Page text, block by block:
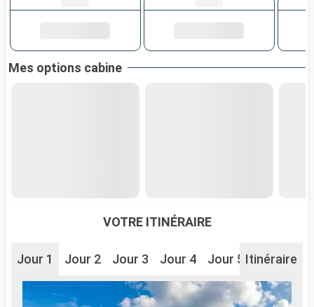
Mes options cabine
VOTRE ITINÉRAIRE
Jour 1 Jour 2 Jour 3 Jour 4 Jour 5 Jour 6
Itinéraire